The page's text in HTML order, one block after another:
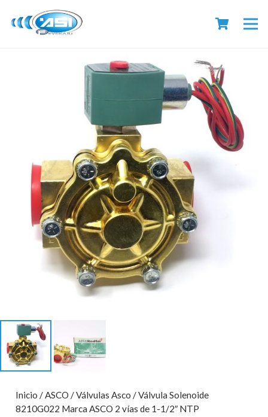
Inicio /ASCO /Válvulas Asco / Válvula Solenoide
8210G022 Marca ASCO 2 vías de 1-1/2″ NTP